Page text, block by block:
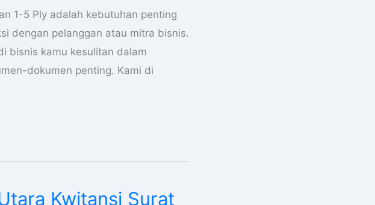
1-5 Ply adalah kebutuhan penting
dengan pelanggan atau mitra bisnis.
bisnis kamu kesulitan dalam
dokumen penting. Kami di
Kwitansi Surat